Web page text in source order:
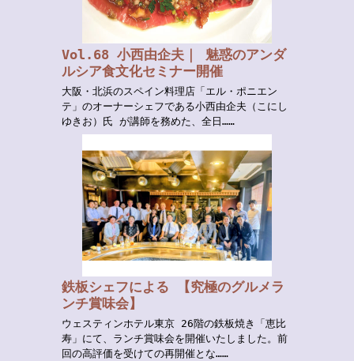
Vol.68 小西由企夫｜ 魅惑のアンダ
ルシア食文化セミナー開催
大阪・北浜のスペイン料理店「エル・ポニエン
テ」のオーナーシェフである小西由企夫（こにし
ゆきお）氏 が講師を務めた、全日……
鉄板シェフによる 【究極のグルメラ
ンチ賞味会】
ウェスティンホテル東京 26階の鉄板焼き「恵比
寿」にて、ランチ賞味会を開催いたしました。前
回の高評価を受けての再開催とな……